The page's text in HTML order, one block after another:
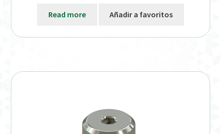
Read more Añadir a favoritos